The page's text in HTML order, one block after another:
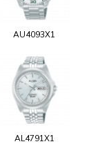
AU4093X1
AL4791X1